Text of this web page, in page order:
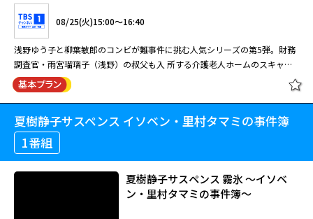
08/25(火)15:00～16:40
浅野ゆう子と柳葉敏郎のコンビが難事件に挑む人気シリーズの第5弾。財務
調査官・雨宮瑠璃子（浅野）の叔父も入 所する介護老人ホームのスキャン
ダルを取材していたルポライターが殺された。ルポライターは経理の不正と
入所者 の虐待について探っていたことが分かる。 捜査一課の村上徳一郎
に調べ上げる。経 理の書類を調べながら、瑠璃子はホーム経営者の意外な
行動に気付く。しかし、決定的な手がかりが得られぬ中、第 二の殺人が起
こる。 【ストーリー】 ルポライターの安西聡（大波誠）が何者かに鋭利な
ちは、安西がある介護老人ホームの金の流れと入居者虐待について取材して
いたことを突き止めた。偶然にも そのホームには雨宮瑠璃子（浅野ゆう
［字］財務捜査官 雨宮瑠璃子５
08/25(火)15:00～16:40
夏樹静子サスペンス イソベン・里村タマミの事件簿
1番組
夏樹静子サスペンス 霧氷 ～イソベ
ン・里村タマミの事件簿～